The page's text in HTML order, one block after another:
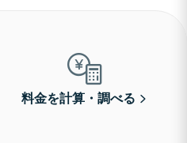
料金を計算・調べる